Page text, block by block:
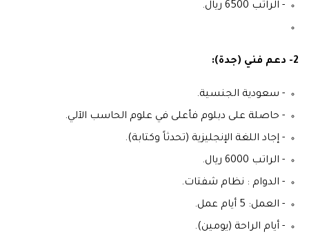
- الراتب 6500 ريال.
2- دعم فني (جدة):
- سعودية الجنسية.
- حاصلة على دبلوم فأعلى في علوم الحاسب الآلي.
- إجاد اللغة الإنجليزية (تحدثاً وكتابة).
- الراتب 6000 ريال.
- الدوام : نظام شفتات.
- العمل: 5 أيام عمل.
- أيام الراحة (يومين).